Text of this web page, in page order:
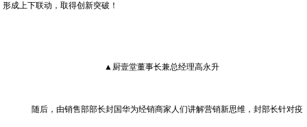
形成上下联动，取得创新突破！
▲厨壹堂董事长兼总经理高永升
随后，由销售部部长封国华为经销商家人们讲解营销新思维，封部长针对疫